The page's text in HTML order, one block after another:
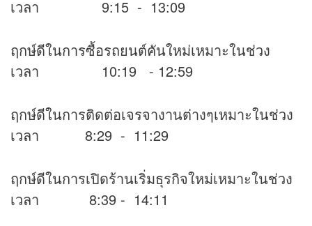
เวลา 9:15 - 13:09
ฤกษ์ดีในการซื้อรถยนต์คันใหม่เหมาะในช่วง
เวลา 10:19 - 12:59
ฤกษ์ดีในการติดต่อเจรจางานต่างๆเหมาะในช่วง
เวลา 8:29 - 11:29
ฤกษ์ดีในการเปิดร้านเริ่มธุรกิจใหม่เหมาะในช่วง
เวลา 8:39 - 14:11